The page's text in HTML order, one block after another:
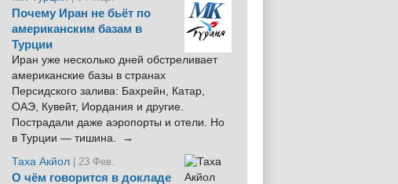
Почему Иран не бьёт по
американским базам в
Турции
Иран уже несколько дней обстреливает
американские базы в странах
Персидского залива: Бахрейн, Катар,
ОАЭ, Кувейт, Иордания и другие.
Пострадали даже аэропорты и отели. Но
в Турции — тишина. →
Таха Акйол | 23 Фев.
О чём говорится в докладе